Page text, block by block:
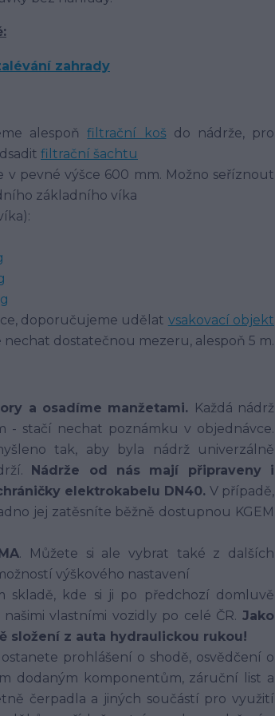
alespoňfiltrační koš do nádrže, pro
filtrační šachtu
v pevné výšce 600 mm. Možno seříznout
základního víka
doporučujeme udělat vsakovací objekt
dostatečnou mezeru, alespoň 5 m.
a osadíme manžetami. Každá nádrž
- stačí nechat poznámku v objednávce.
tak, aby byla nádrž univerzálně
Nádrže od nás mají připraveny i
elektrokabelu DN40. V případě,
jej zatěsníte běžně dostupnou KGEM
. Můžete si ale vybrat také z dalších
výškového nastavení
skladě, kde si ji po předchozí domluvě
vlastními vozidly po celé ČR. Jako
složení z auta hydraulickou rukou!
prohlášení o shodě, osvědčení o
dodaným komponentům, záruční list a
čerpadla a jiných součástí pro využití